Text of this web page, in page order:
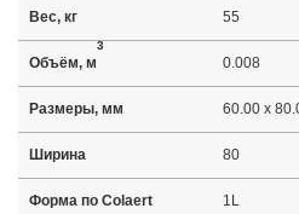
Вес, кг 55
Объём, м
3
0.008
Размеры, мм 60.00 x
Ширина 80
Форма по Colaert 1L